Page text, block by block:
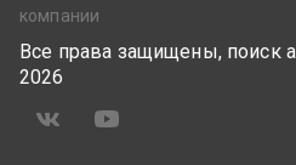
компании
Все права защищены, поиск
2026